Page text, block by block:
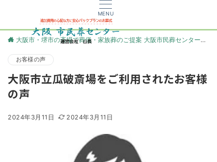
MENU
大阪市・堺市の斎場で葬儀・家族葬のご提案 大阪市民葬センター
お客様の声
大阪市立瓜破斎場をご利用されたお客様
の声
2024年3月11日 2024年3月11日